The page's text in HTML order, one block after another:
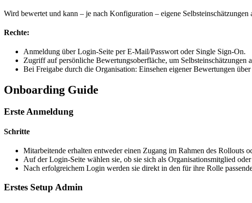
Wird bewertet und kann – je nach Konfiguration – eigene Selbsteinschätzungen
Rechte:
Anmeldung über Login-Seite per E-Mail/Passwort oder Single Sign-On.
Zugriff auf persönliche Bewertungsoberfläche, um Selbsteinschätzungen
Bei Freigabe durch die Organisation: Einsehen eigener Bewertungen
Onboarding Guide
Erste Anmeldung
Schritte
Mitarbeitende erhalten entweder einen Zugang im Rahmen des
Auf der Login-Seite wählen sie, ob sie sich als Organisationsmitglied
Nach erfolgreichem Login werden sie direkt in den für ihre Rolle
Erstes Setup Admin